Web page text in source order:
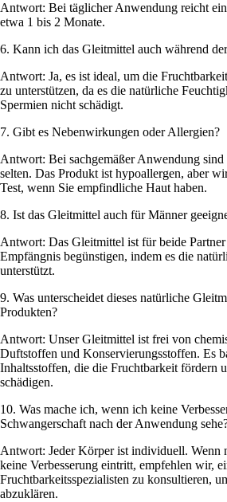
Antwort: Bei täglicher Anwendung reicht
etwa 1 bis 2 Monate.
6. Kann ich das Gleitmittel auch während
Antwort: Ja, es ist ideal, um die
zu unterstützen, da es die natürliche
Spermien nicht schädigt.
7. Gibt es Nebenwirkungen oder Allergien?
Antwort: Bei sachgemäßer Anwendung
selten. Das Produkt ist hypoallergen, aber
Test, wenn Sie empfindliche Haut haben.
8. Ist das Gleitmittel auch für Männer
Antwort: Das Gleitmittel ist für beide
Empfängnis begünstigen, indem es die
unterstützt.
9. Was unterscheidet dieses natürliche
Produkten?
Antwort: Unser Gleitmittel ist frei von
Duftstoffen und Konservierungsstoffen. Es
Inhaltsstoffen, die die Fruchtbarkeit fördern
schädigen.
10. Was mache ich, wenn ich keine
Schwangerschaft nach der Anwendung
Antwort: Jeder Körper ist individuell. Wenn
keine Verbesserung eintritt, empfehlen wir,
Fruchtbarkeitsspezialisten zu konsultieren,
abzuklären.